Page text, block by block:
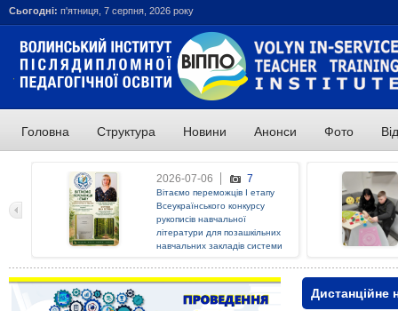
Сьогодні: п'ятниця, 7 серпня, 2026 року
Головна Структура Новини Анонси Фото
ОСТАННІ НОВИНИ:
2026-07-06 7
Вітаємо переможців І етапу
Всеукраїнського конкурсу
рукописів навчальної
літератури для позашкільних
навчальних закладів системи
Дистанційне